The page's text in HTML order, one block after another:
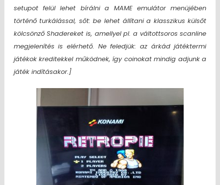
setupot felül lehet bírálni a MAME emulátor menüjében
történő turkálással, sőt: be lehet állítani a klasszikus külsőt
kölcsönző Shadereket is, amellyel pl. a váltottsoros scanline
megjelenítés is elérhető. Ne feledjük: az árkád játéktermi
játékok kreditekkel működnek, így coinokat mindig adjunk a
játék indításakor.]